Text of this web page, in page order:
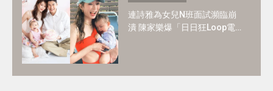
連詩雅為女兒N班面試瀕臨崩
潰 陳家樂爆「日日狂Loop電